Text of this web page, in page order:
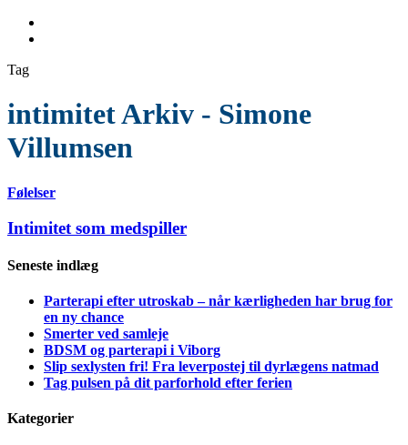
Tag
intimitet Arkiv - Simone
Villumsen
Følelser
Intimitet som medspiller
Seneste indlæg
Parterapi efter utroskab – når kærligheden har brug for
en ny chance
Smerter ved samleje
BDSM og parterapi i Viborg
Slip sexlysten fri! Fra leverpostej til dyrlægens natmad
Tag pulsen på dit parforhold efter ferien
Kategorier